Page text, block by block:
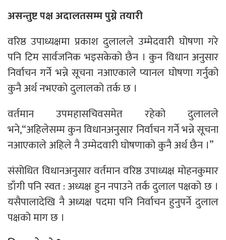
असन्तुष्ट पक्ष अदालतसम्म पुग्ने तयारी
वरिष्ठ उपाध्यक्षमा प्रकाश दुलालले उम्मेदवारी घोषणा गरे
पनि टिम सार्वजनिक भइसकेको छैन । कुन विधान अनुसार
निर्वाचन गर्ने भन्ने सूचना नआएकाले प्यानल घोषणा गर्नुको
कुनै अर्थ नभएको दुलालको तर्क छ ।
वर्तमान उपमहासचिवसमेत रहेको दुलालले
भने,“अहिलेसम्म कुन विधानअनुसार निर्वाचन गर्ने भन्ने सूचना
नआएकाले अहिले नै उम्मेदवारी घोषणाको कुनै अर्थ छैन ।”
संसोधित विधानअनुसार वर्तमान वरिष्ठ उपाध्यक्ष मोहनकुमार
डाँगी पनि स्वत : अध्यक्ष हुन नपाउने तर्क दुलाल पक्षको छ ।
यसैपालादेखि नै अध्यक्ष पदमा पनि निर्वाचन हुनुपर्ने दुलाल
पक्षको माग छ ।